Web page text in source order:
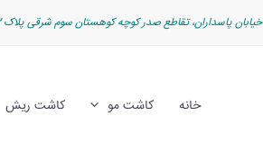
خیابان پاسداران، تقاطع صدر کوچه کوهستان سوم شرقی پلاک 3
خانه کاشت مو کاشت ریش